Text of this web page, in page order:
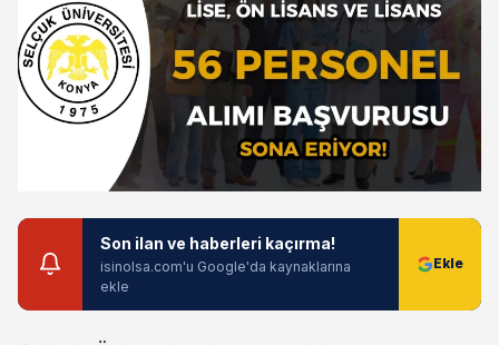
Son ilan ve haberleri kaçırma!
isinolsa.com'u Google'da kaynaklarına
ekle